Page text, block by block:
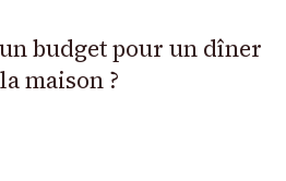
budget pour un dîner
maison ?